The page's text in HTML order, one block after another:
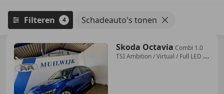
Filteren 4 Schadeauto's tonen
Skoda Octavia Combi 1.0
TSI Ambition / Virtual / Full LED /